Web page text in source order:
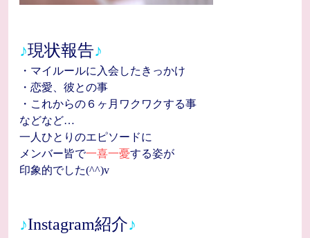
♪現状報告♪
・マイルールに入会したきっかけ
・恋愛、彼との事
・これからの６ヶ月ワクワクする事
などなど…
一人ひとりのエピソードに
メンバー皆で一喜一憂する姿が
印象的でした(^^)v
♪Instagram紹介♪